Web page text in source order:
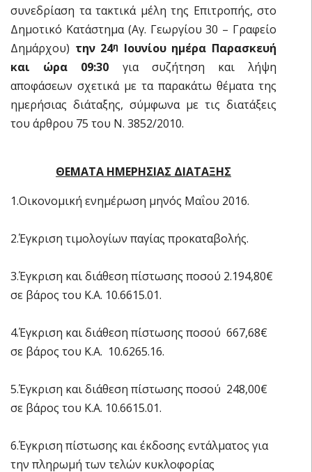
συνεδρίαση τα τακτικά μέλη της Επιτροπής, στο
Δημοτικό Κατάστημα (Αγ. Γεωργίου 30 – Γραφείο
Δημάρχου) την 24η Ιουνίου ημέρα Παρασκευή
και ώρα 09:30 για συζήτηση και λήψη
αποφάσεων σχετικά με τα παρακάτω θέματα της
ημερήσιας διάταξης, σύμφωνα με τις διατάξεις
του άρθρου 75 του Ν. 3852/2010.
ΘΕΜΑΤΑ ΗΜΕΡΗΣΙΑΣ ΔΙΑΤΑΞΗΣ
1.Oικονομική ενημέρωση μηνός Μαΐου 2016.
2.Έγκριση τιμολογίων παγίας προκαταβολής.
3.Έγκριση και διάθεση πίστωσης ποσού 2.194,80€
σε βάρος του Κ.Α. 10.6615.01.
4.Έγκριση και διάθεση πίστωσης ποσού 667,68€
σε βάρος του Κ.Α. 10.6265.16.
5.Έγκριση και διάθεση πίστωσης ποσού 248,00€
σε βάρος του Κ.Α. 10.6615.01.
6.Έγκριση πίστωσης και έκδοσης εντάλματος για
την πληρωμή των τελών κυκλοφορίας